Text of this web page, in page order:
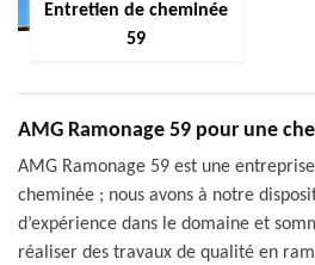
Entretien de cheminée
59
AMG Ramonage 59 pour une
AMG Ramonage 59 est une
cheminée ; nous avons à notre
d’expérience dans le domaine et
réaliser des travaux de qualité en